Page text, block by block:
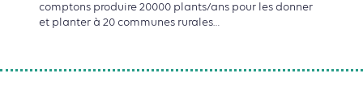
comptons produire 20000 plants/ans pour les donner
et planter à 20 communes rurales…